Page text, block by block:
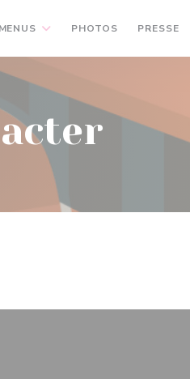
PHOTOS PRESSE